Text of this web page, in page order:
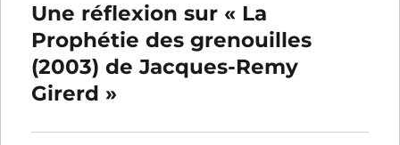
Une réflexion sur « La
Prophétie des grenouilles
(2003) de Jacques-Remy
Girerd »